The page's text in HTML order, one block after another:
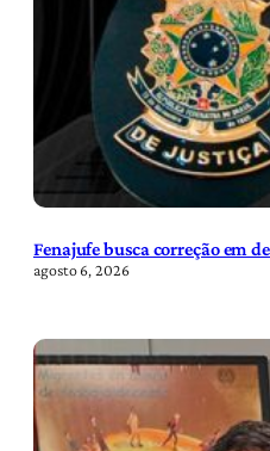
Fenajufe busca correção em
agosto 6, 2026